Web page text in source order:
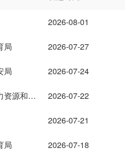
2026-08-01
局 2026-07-27
局 2026-07-24
韶关市人力资源和社会保障局 2026-07-22
2026-07-21
局 2026-07-18